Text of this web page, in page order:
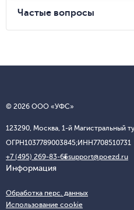
Частые вопросы
© 2026 ООО «УФС»
123290, Москва, 1-й Магистральный
ОГРН1037789003845;ИНН7708510731
+7 (495) 269-83-65support@poezd.ru
Информация
Обработка перс. данных
Использование cookie